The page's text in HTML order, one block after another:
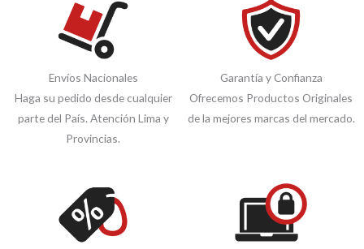
Envíos Nacionales
Haga su pedido desde cualquier
parte del País. Atención Lima y
Provincias.
Garantía y Confianza
Ofrecemos Productos Originales
de la mejores marcas del mercado.